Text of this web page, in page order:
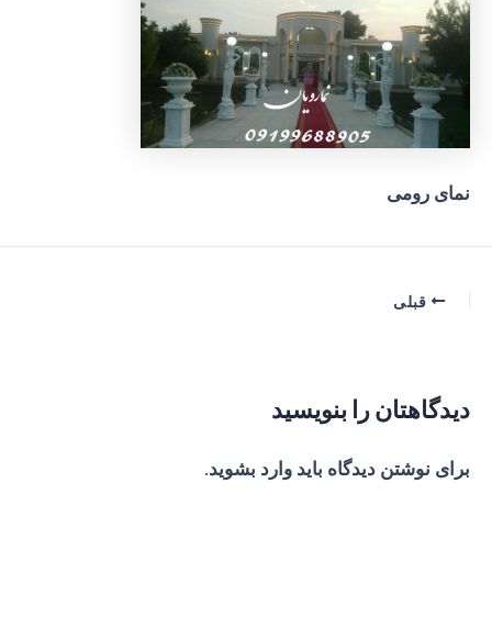
نمای رومی
پیمایشقبلی
دیدگاهتان را بنویسید
برای نوشتن دیدگاه بایدوارد بشوید.